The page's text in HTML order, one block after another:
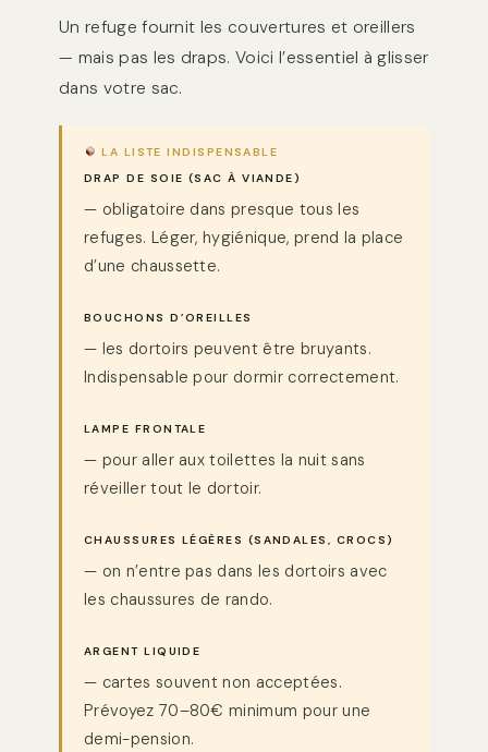
Un refuge fournit les couvertures et oreillers
— mais pas les draps. Voici l’essentiel à glisser
dans votre sac.
LA LISTE INDISPENSABLE
DRAP DE SOIE (SAC À VIANDE)
— obligatoire dans presque tous les
refuges. Léger, hygiénique, prend la place
d’une chaussette.
BOUCHONS D’OREILLES
— les dortoirs peuvent être bruyants.
Indispensable pour dormir correctement.
LAMPE FRONTALE
— pour aller aux toilettes la nuit sans
réveiller tout le dortoir.
CHAUSSURES LÉGÈRES (SANDALES, CROCS)
— on n’entre pas dans les dortoirs avec
les chaussures de rando.
ARGENT LIQUIDE
— cartes souvent non acceptées.
Prévoyez 70–80€ minimum pour une
demi-pension.